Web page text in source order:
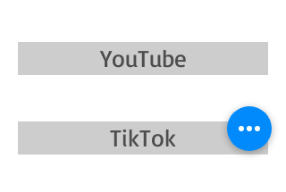
YouTube
TikTok